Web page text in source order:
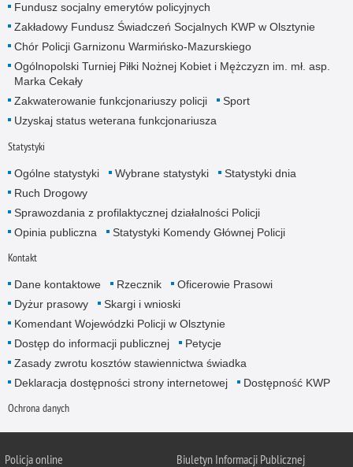
Fundusz socjalny emerytów policyjnych
Zakładowy Fundusz Świadczeń Socjalnych KWP w Olsztynie
Chór Policji Garnizonu Warmińsko-Mazurskiego
Ogólnopolski Turniej Piłki Nożnej Kobiet i Mężczyzn im. mł. asp.
Marka Cekały
Zakwaterowanie funkcjonariuszy policji
Sport
Uzyskaj status weterana funkcjonariusza
Statystyki
Ogólne statystyki Wybrane statystyki
Statystyki dnia
Ruch Drogowy
Sprawozdania z profilaktycznej działalności Policji
Opinia publiczna
Statystyki Komendy Głównej Policji
Kontakt
Dane kontaktowe Rzecznik
Oficerowie Prasowi
Dyżur prasowy
Skargi i wnioski
Komendant Wojewódzki Policji w Olsztynie
Dostęp do informacji publicznej
Petycje
Zasady zwrotu kosztów stawiennictwa świadka
Deklaracja dostępności strony internetowej
Dostępność KWP
Ochrona danych
Policja online Biuletyn Informacji Publicznej